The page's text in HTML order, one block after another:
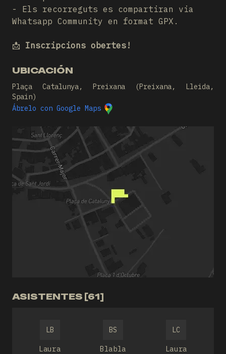
- Els recorreguts es compartiran via
Whatsapp Community en format GPX.
📩 Inscripcions obertes!
UBICACIÓN
Plaça Catalunya, Preixana (Preixana, Lleida,
Spain)
Ábrelo con Google Maps
ASISTENTES [61]
LB
Laura
BS
Blabla
LC
Laura